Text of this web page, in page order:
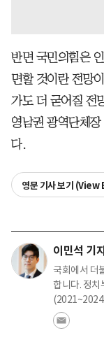
반면 국민의힘은
면할 것이란 전망
가도 더 굳어질 전
영남권 광역단체
다.
영문 기사 보기
이민석 기
국회에서 더
합니다. 정치
(2021~2024